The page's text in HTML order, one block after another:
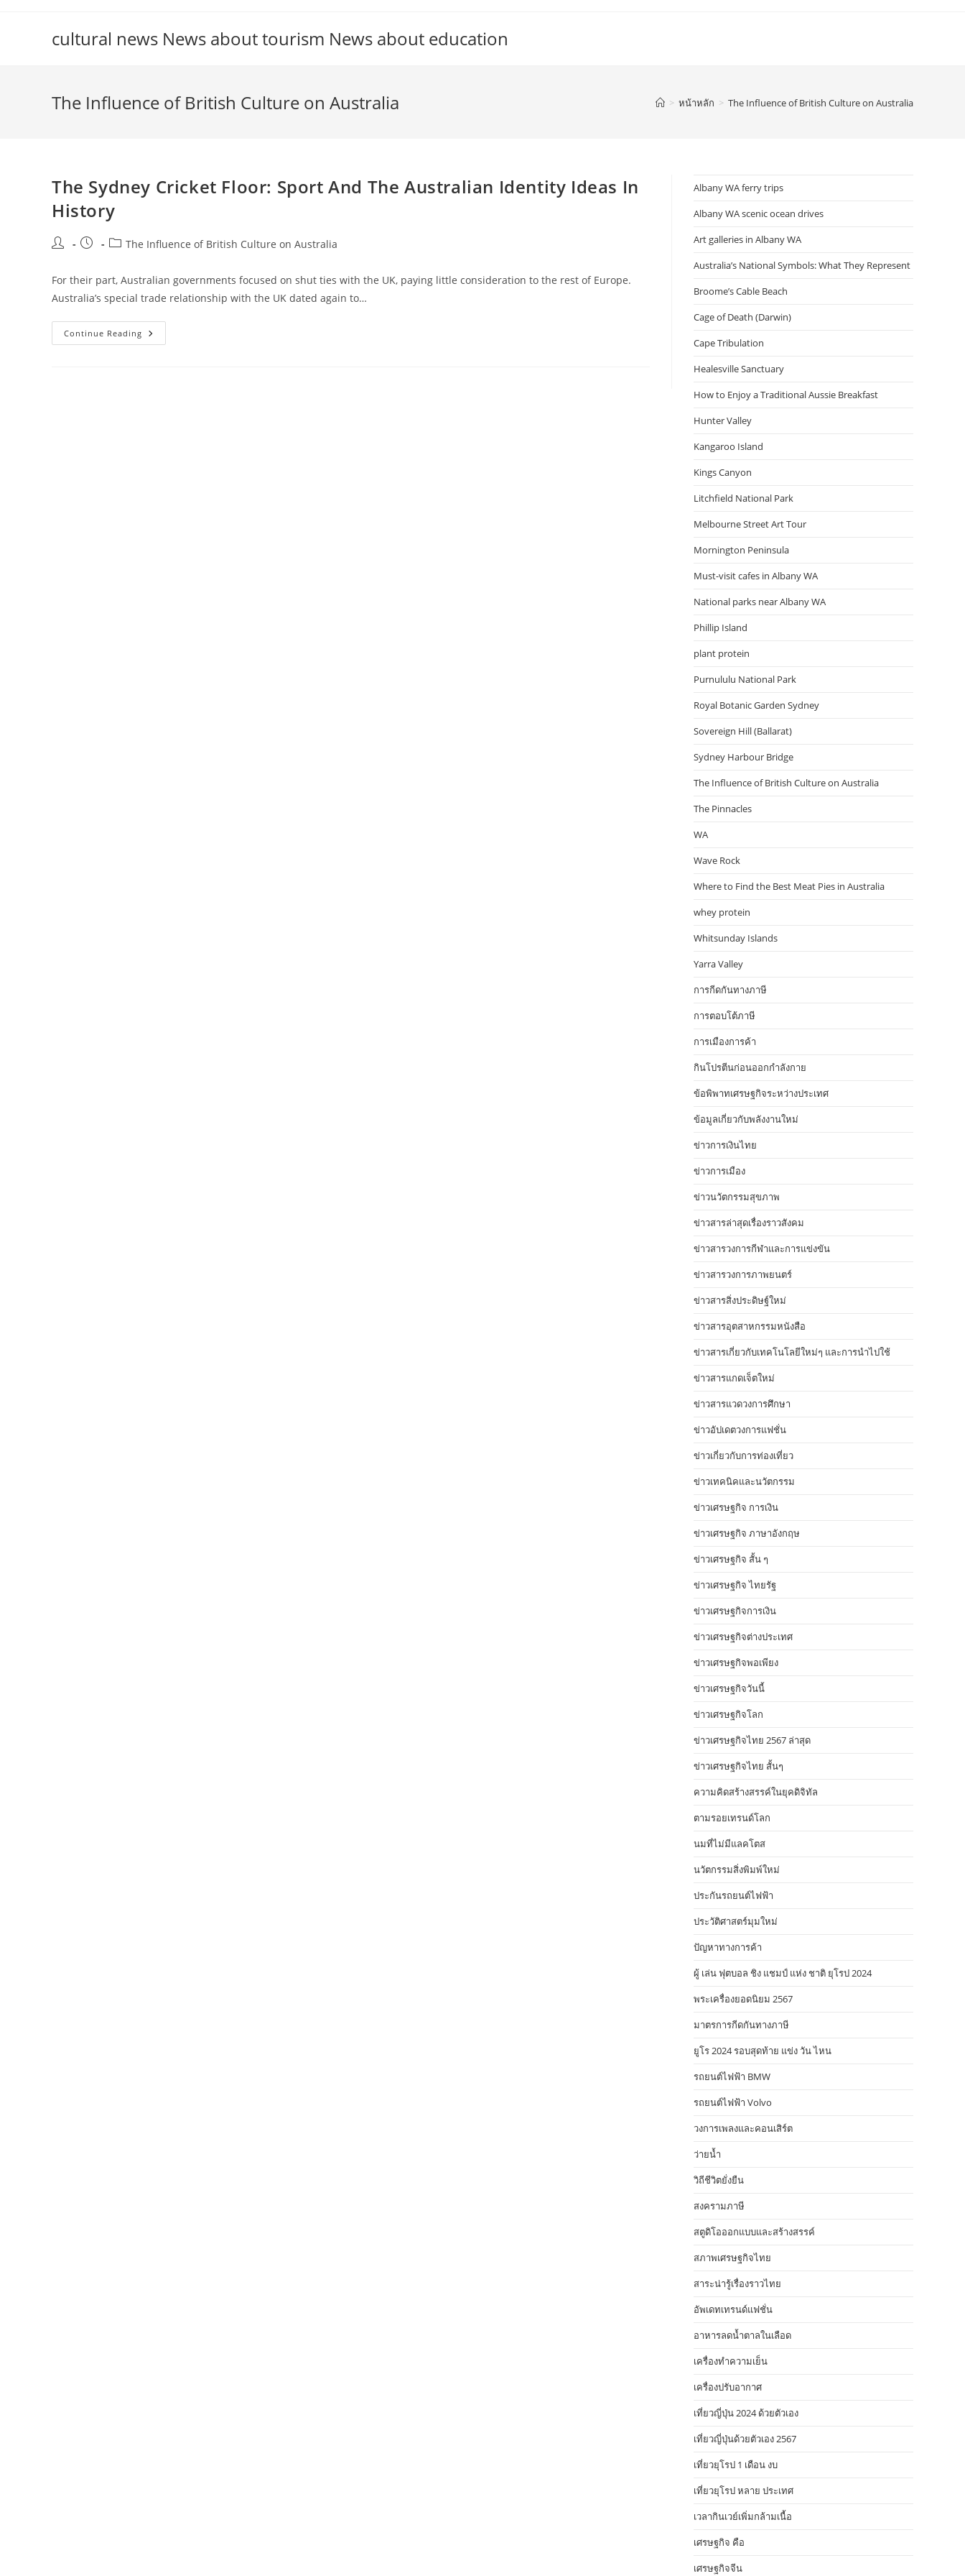
cultural news News about tourism News about education
The Influence of British Culture on Australia > หน้าหลัก > The Influence of British Culture on Australia
The Sydney Cricket Floor: Sport And The Australian Identity Ideas In
History
Post
Post
PostThe Influence of British Culture on Australia
For their part, Australian governments focused on shut ties with the UK, paying little consideration to the rest of Europe.
Australia’s special trade relationship with the UK dated again to…
Continue Reading The
Sydney
Albany WA ferry trips
Albany WA scenic ocean drives
Art galleries in Albany WA
Australia’s National Symbols: What They Represent
Broome’s Cable Beach
Cage of Death (Darwin)
Cape Tribulation
Healesville Sanctuary
How to Enjoy a Traditional Aussie Breakfast
Hunter Valley
Kangaroo Island
Kings Canyon
Litchfield National Park
Melbourne Street Art Tour
Mornington Peninsula
Must-visit cafes in Albany WA
National parks near Albany WA
Phillip Island
plant protein
Purnululu National Park
Royal Botanic Garden Sydney
Sovereign Hill (Ballarat)
Sydney Harbour Bridge
The Influence of British Culture on Australia
The Pinnacles
WA
Wave Rock
Where to Find the Best Meat Pies in Australia
whey protein
Whitsunday Islands
Yarra Valley
การกีดกันทางภาษี
การตอบโต้ภาษี
การเมืองการค้า
กินโปรตีนก่อนออกกำลังกาย
ข้อพิพาทเศรษฐกิจระหว่างประเทศ
ข้อมูลเกี่ยวกับพลังงานใหม่
ข่าวการเงินไทย
ข่าวการเมือง
ข่าวนวัตกรรมสุขภาพ
ข่าวสารล่าสุดเรื่องราวสังคม
ข่าวสารวงการกีฬาและการแข่งขัน
ข่าวสารวงการภาพยนตร์
ข่าวสารสิ่งประดิษฐ์ใหม่
ข่าวสารอุตสาหกรรมหนังสือ
ข่าวสารเกี่ยวกับเทคโนโลยีใหม่ๆ และการนำไปใช้
ข่าวสารแกดเจ็ตใหม่
ข่าวสารแวดวงการศึกษา
ข่าวอัปเดตวงการแฟชั่น
ข่าวเกี่ยวกับการท่องเที่ยว
ข่าวเทคนิคและนวัตกรรม
ข่าวเศรษฐกิจ การเงิน
ข่าวเศรษฐกิจ ภาษาอังกฤษ
ข่าวเศรษฐกิจ สั้น ๆ
ข่าวเศรษฐกิจ ไทยรัฐ
ข่าวเศรษฐกิจการเงิน
ข่าวเศรษฐกิจต่างประเทศ
ข่าวเศรษฐกิจพอเพียง
ข่าวเศรษฐกิจวันนี้
ข่าวเศรษฐกิจโลก
ข่าวเศรษฐกิจไทย 2567 ล่าสุด
ข่าวเศรษฐกิจไทย สั้นๆ
ความคิดสร้างสรรค์ในยุคดิจิทัล
ตามรอยเทรนด์โลก
นมที่ไม่มีแลคโตส
นวัตกรรมสิ่งพิมพ์ใหม่
ประกันรถยนต์ไฟฟ้า
ประวัติศาสตร์มุมใหม่
ปัญหาทางการค้า
ผู้ เล่น ฟุตบอล ชิง แชมป์ แห่ง ชาติ ยุโรป 2024
พระเครื่องยอดนิยม 2567
มาตรการกีดกันทางภาษี
ยูโร 2024 รอบสุดท้าย แข่ง วัน ไหน
รถยนต์ไฟฟ้า BMW
รถยนต์ไฟฟ้า Volvo
วงการเพลงและคอนเสิร์ต
ว่ายน้ำ
วิถีชีวิตยั่งยืน
สงครามภาษี
สตูดิโอออกแบบและสร้างสรรค์
สภาพเศรษฐกิจไทย
สาระน่ารู้เรื่องราวไทย
อัพเดทเทรนด์แฟชั่น
อาหารลดน้ำตาลในเลือด
เครื่องทำความเย็น
เครื่องปรับอากาศ
เที่ยวญี่ปุ่น 2024 ด้วยตัวเอง
เที่ยวญี่ปุ่นด้วยตัวเอง 2567
เที่ยวยุโรป 1 เดือน งบ
เที่ยวยุโรป หลาย ประเทศ
เวลากินเวย์เพิ่มกล้ามเนื้อ
เศรษฐกิจ คือ
เศรษฐกิจจีน